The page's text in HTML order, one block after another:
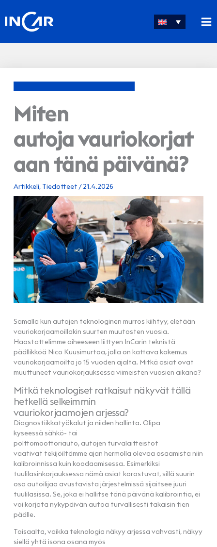
to
content
Miten
autoja vauriokorjat
aan tänä päivänä?
Artikkeli, Tiedotteet /21.4.2026
Samalla kun autojen teknologinen murros kiihtyy, eletään
vauriokorjaamoillakin suurten muutosten vuosia.
Haastattelimme aiheeseen liittyen InCarin teknistä
päällikköä Nico Kuusimurtoa, jolla on kattava kokemus
vauriokorjaamoilta jo 15 vuoden ajalta. Mitkä asiat ovat
muuttuneet vauriokorjauksessa viimeisten vuosien aikana?
Mitkä teknologiset ratkaisut näkyvät tällä
hetkellä selkeimmin
vauriokorjaamojen arjessa?
Diagnostiikkatyökalut ja niiden hallinta. Olipa
kyseessä sähkö- tai
polttomoottoriauto, autojen turvalaitteistot
vaativat tekijöiltämme ajan hermolla olevaa osaamista niin
kalibroinnissa kuin koodaamisessa. Esimerkiksi
tuulilasinkorjauksessa nämä asiat korostuvat, sillä suurin
osa autoilijaa avustavista järjestelmissä sijaitsee juuri
tuulilasissa. Se, joka ei hallitse tänä päivänä kalibrointia, ei
voi korjata nykypäivän autoa turvallisesti takaisin tien
päälle.
Toisaalta, vaikka teknologia näkyy arjessa vahvasti, näkyy
siellä yhtä isona osana myös